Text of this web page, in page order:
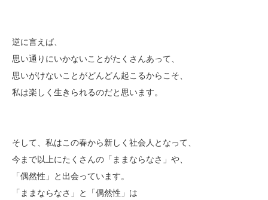
逆に言えば、
思い通りにいかないことがたくさんあって、
思いがけないことがどんどん起こるからこそ、
私は楽しく生きられるのだと思います。
そして、私はこの春から新しく社会人となって、
今まで以上にたくさんの「ままならなさ」や、
「偶然性」と出会っています。
「ままならなさ」と「偶然性」は